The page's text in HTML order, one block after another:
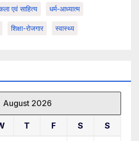
एवं साहित्य धर्म-आध्यात्म
शिक्षा-रोजगार स्वास्थ्य
August 2026
T F S S